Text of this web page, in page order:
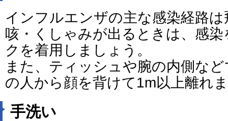
インフルエンザの主な感染経路
咳・くしゃみが出るときは、感
クを着用しましょう。
また、ティッシュや腕の内側な
の人から顔を背けて1m以上離れ
手洗い